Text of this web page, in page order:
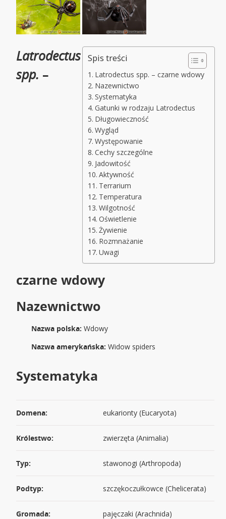
Spis treści
Latrodectus spp. – czarne wdowy
Nazewnictwo
Systematyka
Gatunki w rodzaju Latrodectus
Długowieczność
Wygląd
Występowanie
Cechy szczególne
Jadowitość
Aktywność
Terrarium
Temperatura
Wilgotność
Oświetlenie
Żywienie
Rozmnażanie
Uwagi
Latrodectus
spp. –
czarne wdowy
Nazewnictwo
Nazwa polska: Wdowy
Nazwa amerykańska: Widow spiders
Systematyka
Domena: eukarionty (Eucaryota)
Królestwo: zwierzęta (Animalia)
Typ: stawonogi (Arthropoda)
Podtyp: szczękoczułkowce (Chelicerata)
Gromada: pajęczaki (Arachnida)